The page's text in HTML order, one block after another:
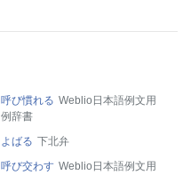
呼び慣れる Weblio日本語例文用
例辞書
よばる 下北弁
呼び交わす Weblio日本語例文用